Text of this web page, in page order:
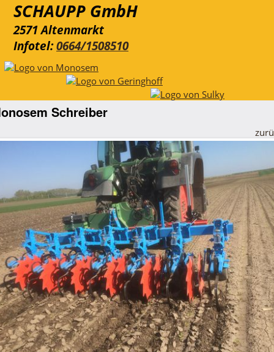
SCHAUPP GmbH
2571 Altenmarkt
Infotel:0664/1508510
Schreiber